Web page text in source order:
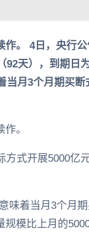
。 4日，央行
天），到期日
月3个月期买
。
式开展5000亿
味着当月3个月
模比上月的